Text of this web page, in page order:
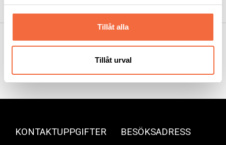
Tillåt alla
Tillåt urval
KONTAKTUPPGIFTER BESÖKSADRESS